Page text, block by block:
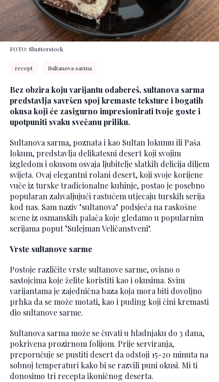
FOTO: Shutterstock
recept Sultanova sarma
Bez obzira koju varijantu odabereš, sultanova sarma
predstavlja savršen spoj kremaste teksture i bogatih
okusa koji će zasigurno impresionirati tvoje goste i
upotpuniti svaku svečanu priliku.
Sultanova sarma, poznata i kao Sultan lokumu ili Paša
lokum, predstavlja delikatesni desert koji svojim
izgledom i okusom osvaja ljubitelje slatkih delicija diljem
svijeta. Ovaj elegantni rolani desert, koji svoje korijene
vuče iz turske tradicionalne kuhinje, postao je posebno
popularan zahvaljujući rastućem utjecaju turskih serija
kod nas. Sam naziv "sultanova" podsjeća na raskošne
scene iz osmanskih palača koje gledamo u popularnim
serijama poput "Sulejman Veličanstveni".
Vrste sultanove sarme
Postoje različite vrste sultanove sarme, ovisno o
sastojcima koje želite koristiti kao i okusima. Svim
varijantama je zajednična baza koja mora biti dovoljno
prhka da se može motati, kao i puding koji čini kremasti
dio sultanove sarme.
Sultanova sarma može se čuvati u hladnjaku do 3 dana,
pokrivena prozirnom folijom. Prije serviranja,
preporučuje se pustiti desert da odstoji 15-20 minuta na
sobnoj temperaturi kako bi se razvili puni okusi. Mi ti
donosimo tri recepta ikoničnog deserta.